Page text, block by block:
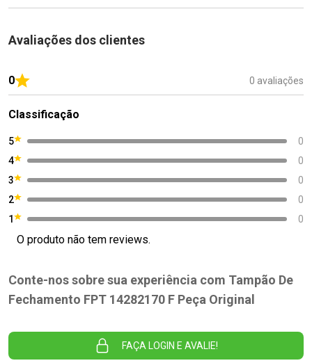
Avaliações dos clientes
0 0 avaliações
Classificação
5
0
4
0
3
0
2
0
1
0
O produto não tem reviews.
Conte-nos sobre sua experiência com Tampão De
Fechamento FPT 14282170 F Peça Original
FAÇA LOGIN E AVALIE!